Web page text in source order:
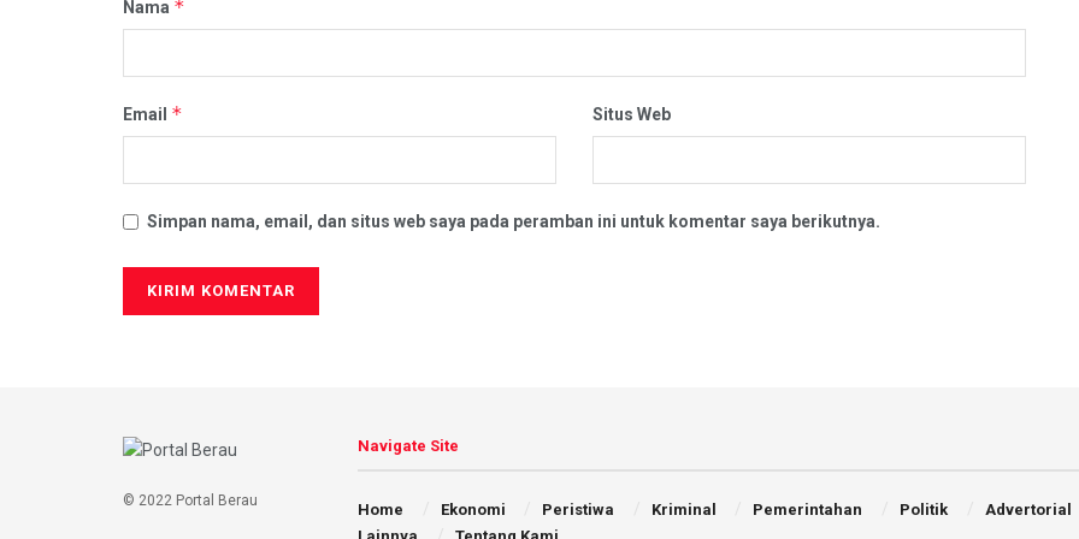
Nama *
Email * Situs Web
Simpan nama, email, dan situs web saya pada peramban ini untuk komentar saya berikutnya.
© 2022 Portal Berau
Navigate Site
Home Ekonomi Peristiwa Kriminal Pemerintahan Politik
Advertorial